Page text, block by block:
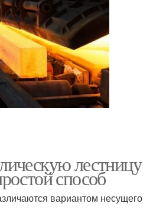
лестницу
способ
вариантом несущего